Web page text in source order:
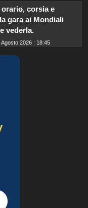
corsia e
gara ai Mondiali
vederla.
Agosto 2026 : 18:45